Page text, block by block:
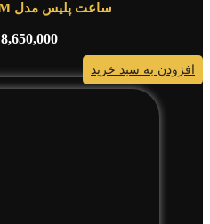
ساعت پلیس مدل PL.14764JS-04M
8,650,000
افزودن به سبد خرید